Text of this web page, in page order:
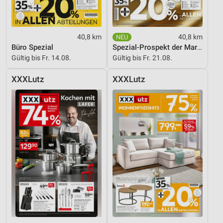
40,8 km
Büro Spezial
Gültig bis Fr. 14.08.
40,8 km
Spezial-Prospekt der Marken
Gültig bis Fr. 21.08.
XXXLutz XXXLutz
Performance
Funktional
Werbung